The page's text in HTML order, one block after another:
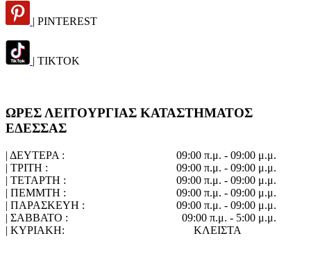
| PINTEREST
| TIKTOK
ΩΡΕΣ ΛΕΙΤΟΥΡΓΙΑΣ ΚΑΤΑΣΤΗΜΑΤΟΣ
ΕΔΕΣΣΑΣ
| ΔΕΥΤΕΡΑ :
09:00 π.μ. - 09:00 μ.μ.
| ΤΡΙΤΗ :
09:00 π.μ. - 09:00 μ.μ.
| ΤΕΤΑΡΤΗ :
09:00 π.μ. - 09:00 μ.μ.
| ΠΕΜΜΤΗ :
09:00 π.μ. - 09:00 μ.μ.
| ΠΑΡΑΣΚΕΥΗ :
09:00 π.μ. - 09:00 μ.μ.
| ΣΑΒΒΑΤΟ :
09:00 π.μ. - 5:00 μ.μ.
| ΚΥΡΙΑΚΗ:
ΚΛΕΙΣΤΑ